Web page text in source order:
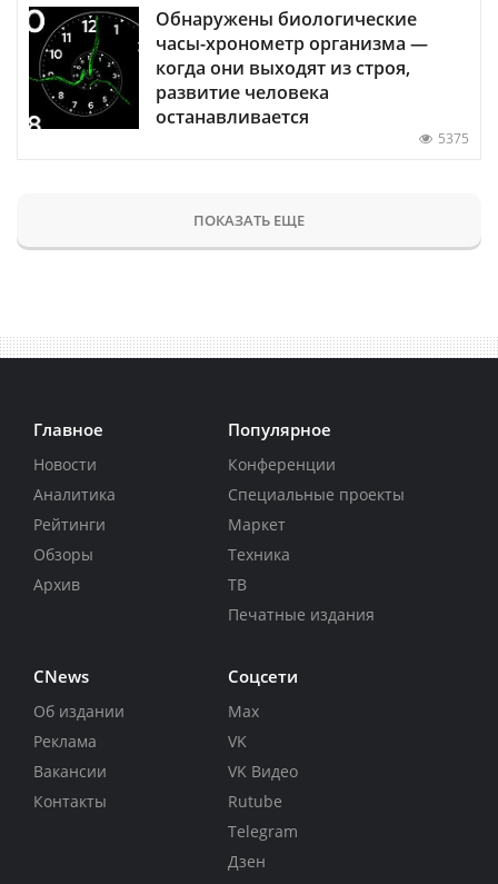
Обнаружены биологические
часы-хронометр организма —
когда они выходят из строя,
развитие человека
останавливается
5375
ПОКАЗАТЬ ЕЩЕ
Главное
Новости
Аналитика
Рейтинги
Обзоры
Архив
Популярное
Конференции
Специальные проекты
Маркет
Техника
ТВ
Печатные издания
CNews
Об издании
Реклама
Вакансии
Контакты
Соцсети
Max
VK
VK Видео
Rutube
Telegram
Дзен